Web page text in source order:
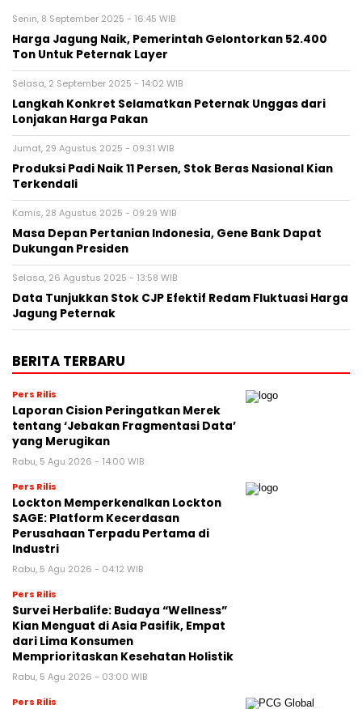
Senin, 8 September 2025 - 16:45 WIB
Harga Jagung Naik, Pemerintah Gelontorkan 52.400
Ton Untuk Peternak Layer
Selasa, 2 September 2025 - 14:02 WIB
Langkah Konkret Selamatkan Peternak Unggas dari
Lonjakan Harga Pakan
Jumat, 29 Agustus 2025 - 09:31 WIB
Produksi Padi Naik 11 Persen, Stok Beras Nasional Kian
Terkendali
Kamis, 28 Agustus 2025 - 09:29 WIB
Masa Depan Pertanian Indonesia, Gene Bank Dapat
Dukungan Presiden
Selasa, 26 Agustus 2025 - 13:58 WIB
Data Tunjukkan Stok CJP Efektif Redam Fluktuasi Harga
Jagung Peternak
BERITA TERBARU
Pers Rilis
Laporan Cision Peringatkan Merek
tentang ‘Jebakan Fragmentasi Data’
yang Merugikan
Rabu, 5 Agu 2026 - 14:00 WIB
Pers Rilis
Lockton Memperkenalkan Lockton
SAGE: Platform Kecerdasan
Perusahaan Terpadu Pertama di
Industri
Rabu, 5 Agu 2026 - 04:12 WIB
Pers Rilis
Survei Herbalife: Budaya “Wellness”
Kian Menguat di Asia Pasifik, Empat
dari Lima Konsumen
Memprioritaskan Kesehatan Holistik
Rabu, 5 Agu 2026 - 03:00 WIB
Pers Rilis